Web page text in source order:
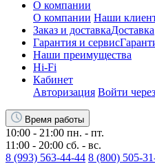
О компании
О компании Наши
Заказ и доставкаДоставка
Гарантия и сервис
Наши преимущества
Hi-Fi
Кабинет
Авторизация Войти
Время работы
10:00 - 21:00 пн. - пт.
11:00 - 20:00 сб. - вс.
8 (993) 563-44-44 8 (800) 505-